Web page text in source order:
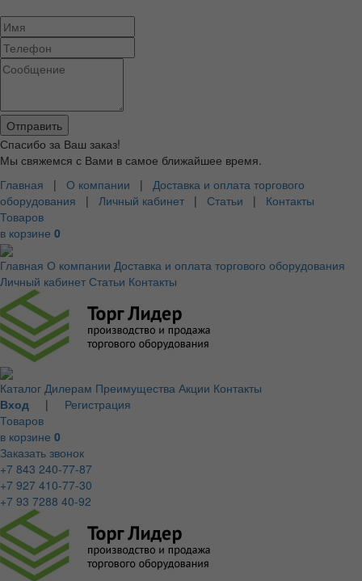
Спасибо за Ваш заказ!
Мы свяжемся с Вами в самое ближайшее время.
Главная | О компании | Доставка и оплата торгового
оборудования | Личный кабинет | Статьи | Контакты
Товаров
в корзине 0
Главная О компании Доставка и оплата торгового оборудования
Личный кабинет Статьи Контакты
Каталог Дилерам Преимущества Акции Контакты
Вход | Регистрация
Товаров
в корзине 0
Заказать звонок
+7 843 240-77-87
+7 927 410-77-30
+7 93 7288 40-92